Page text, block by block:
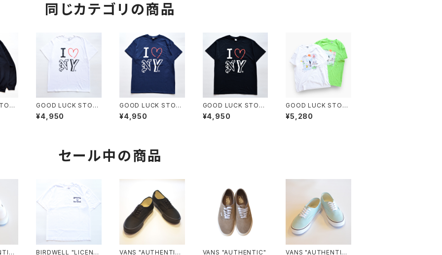
同じカテゴリの商品
GOOD LUCK STORE
ORIGINAL "I LOVE N
EW YORK TEE"
¥4,950
GOOD LUCK STORE
ORIGINAL "I LOVE N
EW YORK TEE"
¥4,950
GOOD LUCK STORE
ORIGINAL "I LOVE N
EW YORK TEE"
¥4,950
GOOD LUCK STORE
"ORIGINAL SURF AR
T Tee"
¥5,280
セール中の商品
BIRDWELL "LICENSE
VANS "AUTHENTIC"
VANS "AUTHENTIC"
VANS "AUTHENTIC"